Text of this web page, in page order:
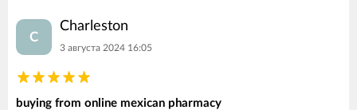
C
Charleston
3 августа 2024 16:05
buying from online mexican pharmacy